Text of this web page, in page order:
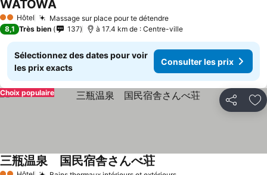
2 Étoiles
Hôtel Massage sur place pour te détendre
WATOWA
8,1 Très bien 137 à 17.4 km de : Centre-ville
Sélectionnez des dates pour voir
les prix exacts
Consulter les prix
Partager
Choix populaire
三瓶温泉 国民宿舎さんべ荘